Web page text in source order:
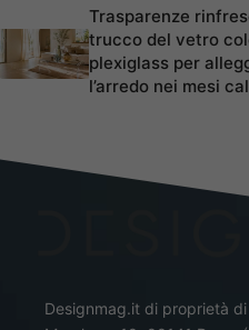
Trasparenze
trucco del vetro
plexiglass per
l’arredo nei mesi
Designmag.it di proprietà